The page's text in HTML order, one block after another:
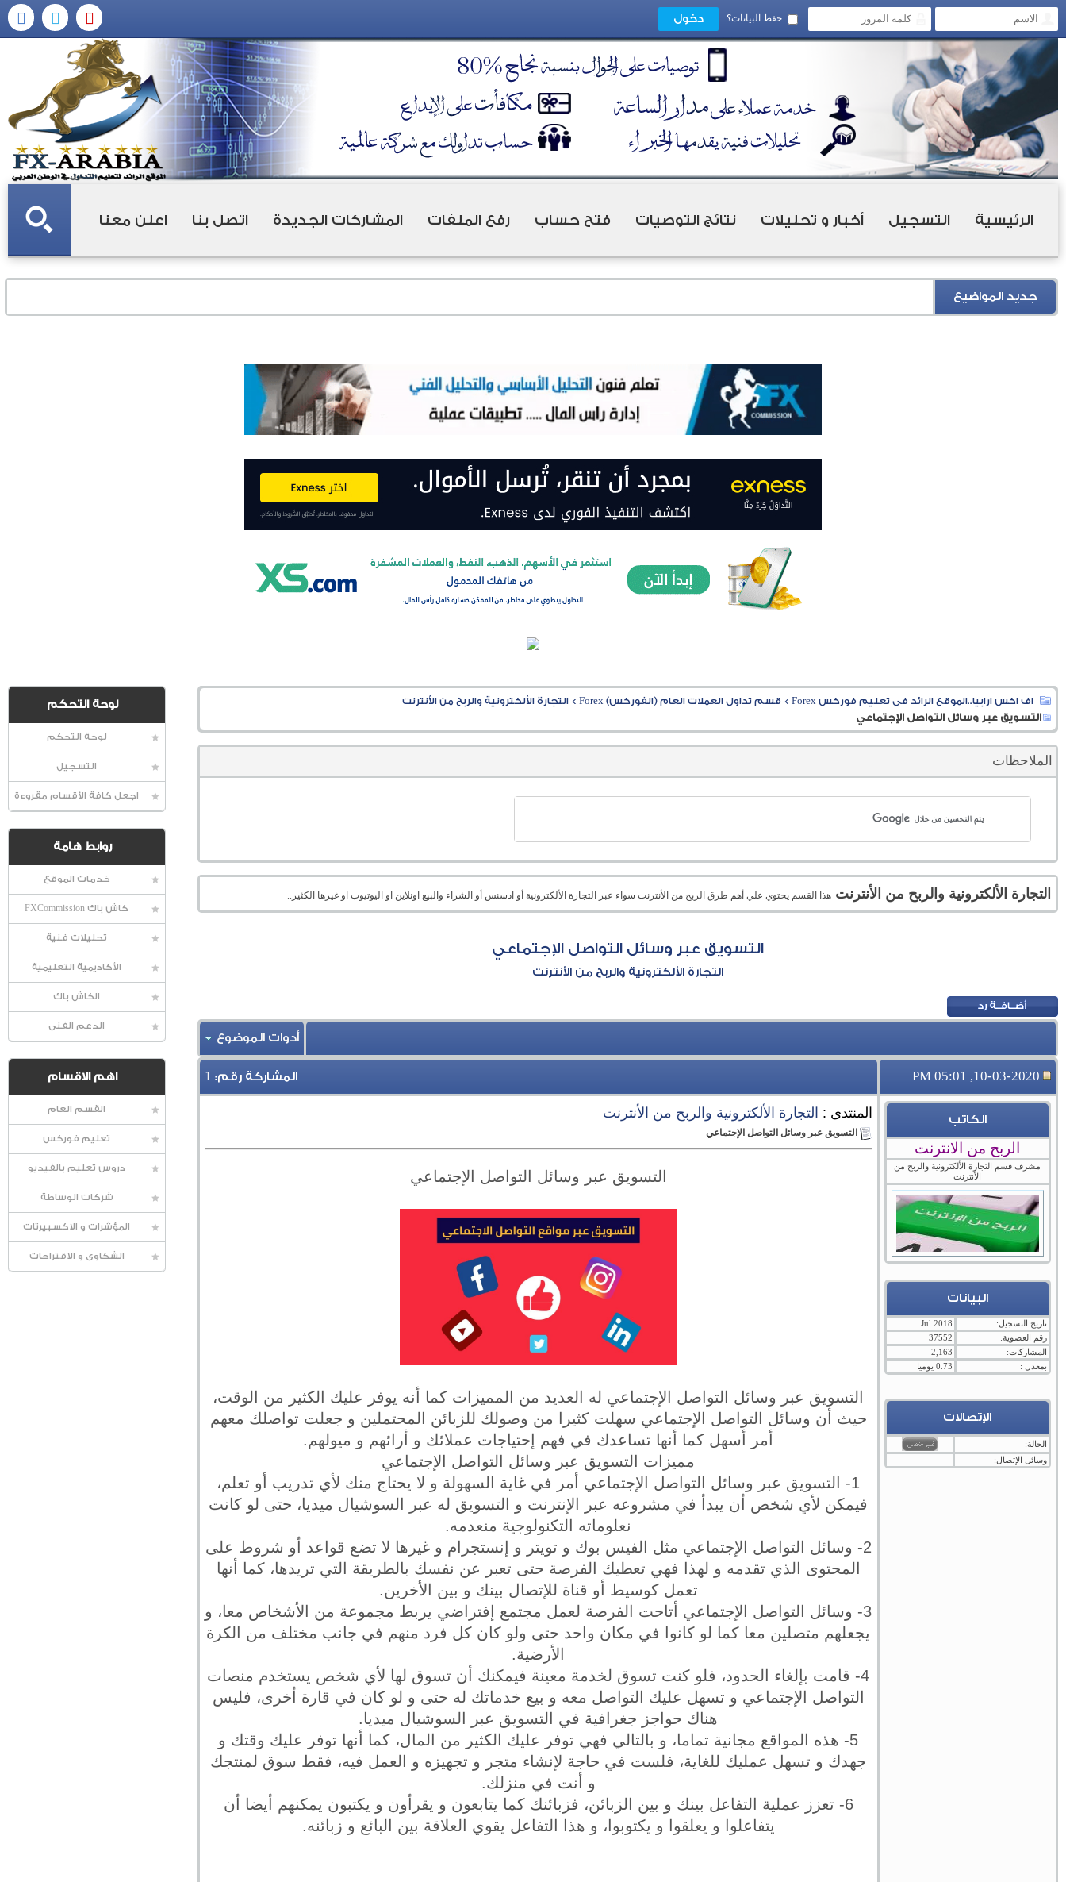
حفظ البيانات؟
الرئيسية التسجيل أخبار و تحليلات نتائج التوصيات فتح حساب رفع الملفات المشاركات الجديدة اتصل بنا اعلن معنا
جديد المواضيع
لوحة التحكم
لوحة التحكم
التسجيل
اجعل كافة الأقسام مقروءة
روابط هامة
خدمات الموقع
كاش باك FXCommission
تحليلات فنية
الأكاديمية التعليمية
الكاش باك
الدعم الفنى
اهم الاقسام
القسم العام
تعليم فوركس
دروس تعليم بالفيديو
شركات الوساطة
المؤشرات و الاكسبيرتات
الشكاوى و الاقتراحات
اف اكس ارابيا..الموقع الرائد فى تعليم فوركس Forex > قسم تداول العملات العام (الفوركس) Forex >التجارة الألكترونية والربح من الأنترنت
التسويق عبر وسائل التواصل الإجتماعي
الملاحظات
التجارة الألكترونية والربح من الأنترنت هذا القسم يحتوي علي أهم طرق الربح من الأنترنت سواء عبر التجارة الألكترونية أو ادسنس أو الشراء والبيع اونلاين او اليوتيوب او غيرها الكثير..
التسويق عبر وسائل التواصل الإجتماعي
التجارة الألكترونية والربح من الأنترنت
أدوات الموضوع
10-03-2020, 05:01 PM المشاركة رقم: 1
الكاتب
الربح من الانترنت
مشرف قسم التجارة الألكترونية والربح من
الأنترنت
البيانات
تاريخ التسجيل:
Jul 2018
رقم العضوية:
37552
المشاركات:
2,163
بمعدل :
0.73 يوميا
الإتصالات
الحالة:
وسائل الإتصال:
المنتدى : التجارة الألكترونية والربح من الأنترنت
التسويق عبر وسائل التواصل الإجتماعي
التسويق عبر وسائل التواصل الإجتماعي
التسويق عبر وسائل التواصل الإجتماعي له العديد من المميزات كما أنه يوفر عليك الكثير من الوقت،
حيث أن وسائل التواصل الإجتماعي سهلت كثيرا من وصولك للزبائن المحتملين و جعلت تواصلك معهم
أمر أسهل كما أنها تساعدك في فهم إحتياجات عملائك و أرائهم و ميولهم.
مميزات التسويق عبر وسائل التواصل الإجتماعي
1- التسويق عبر وسائل التواصل الإجتماعي أمر في غاية السهولة و لا يحتاج منك لأي تدريب أو تعلم،
فيمكن لأي شخص أن يبدأ في مشروعه عبر الإنترنت و التسويق له عبر السوشيال ميديا، حتى لو كانت
نعلوماته التكنولوجية منعدمه.
2- وسائل التواصل الإجتماعي مثل الفيس بوك و تويتر و إنستجرام و غيرها لا تضع قواعد أو شروط على
المحتوى الذي تقدمه و لهذا فهي تعطيك الفرصة حتى تعبر عن نفسك بالطريقة التي تريدها، كما أنها
تعمل كوسيط أو قناة للإتصال بينك و بين الأخرين.
3- وسائل التواصل الإجتماعي أتاحت الفرصة لعمل مجتمع إفتراضي يربط مجموعة من الأشخاص معا، و
يجعلهم متصلين معا كما لو كانوا في مكان واحد حتى ولو كان كل فرد منهم في جانب مختلف من الكرة
الأرضية.
4- قامت بإلغاء الحدود، فلو كنت تسوق لخدمة معينة فيمكنك أن تسوق لها لأي شخص يستخدم منصات
التواصل الإجتماعي و تسهل عليك التواصل معه و بيع خدماتك له حتى و لو كان في قارة أخرى، فليس
هناك حواجز جغرافية في التسويق عبر السوشيال ميديا.
5- هذه المواقع مجانية تماما، و بالتالي فهي توفر عليك الكثير من المال، كما أنها توفر عليك وقتك و
جهدك و تسهل عمليك للغاية، فلست في حاجة لإنشاء متجر و تجهيزه و العمل فيه، فقط سوق لمنتجك
و أنت في منزلك.
6- تعزز عملية التفاعل بينك و بين الزبائن، فزبائنك كما يتابعون و يقرأون و يكتبون يمكنهم أيضا أن
يتفاعلوا و يعلقوا و يكتوبوا، و هذا التفاعل يقوي العلاقة بين البائع و زبائنه.